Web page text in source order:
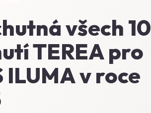
všech 10
TEREA pro
ILUMA v roce